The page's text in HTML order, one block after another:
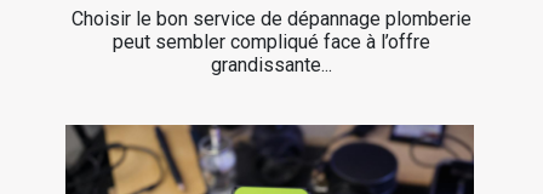
Choisir le bon service de dépannage plomberie
peut sembler compliqué face à l’offre
grandissante...